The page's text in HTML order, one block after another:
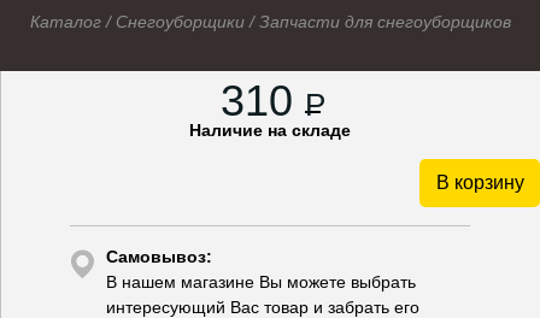
Каталог/ Снегоуборщики/Запчасти для снегоуборщиков
310 P
Наличие на складе
В корзину
Самовывоз:
В нашем магазине Вы можете выбрать
интересующий Вас товар и забрать его